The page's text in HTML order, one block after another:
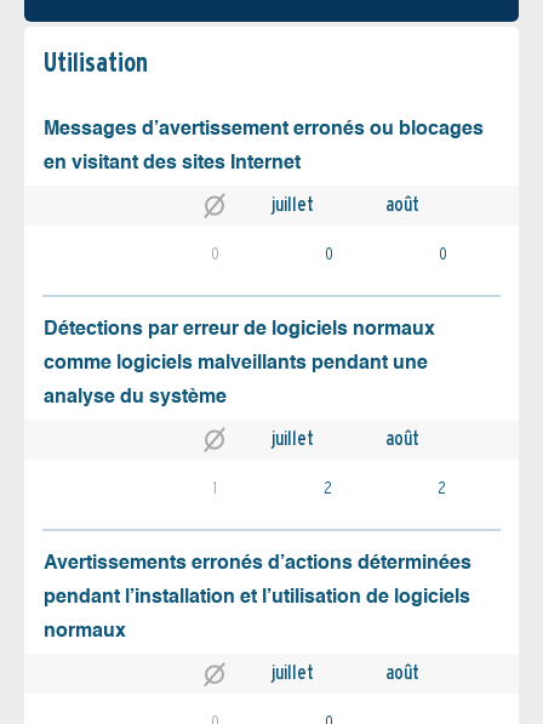
Utilisation
Messages d’avertissement erronés ou blocages
en visitant des sites Internet
juillet août
0 0 0
Détections par erreur de logiciels normaux
comme logiciels malveillants pendant une
analyse du système
juillet août
1 2 2
Avertissements erronés d’actions déterminées
pendant l’installation et l’utilisation de logiciels
normaux
juillet août